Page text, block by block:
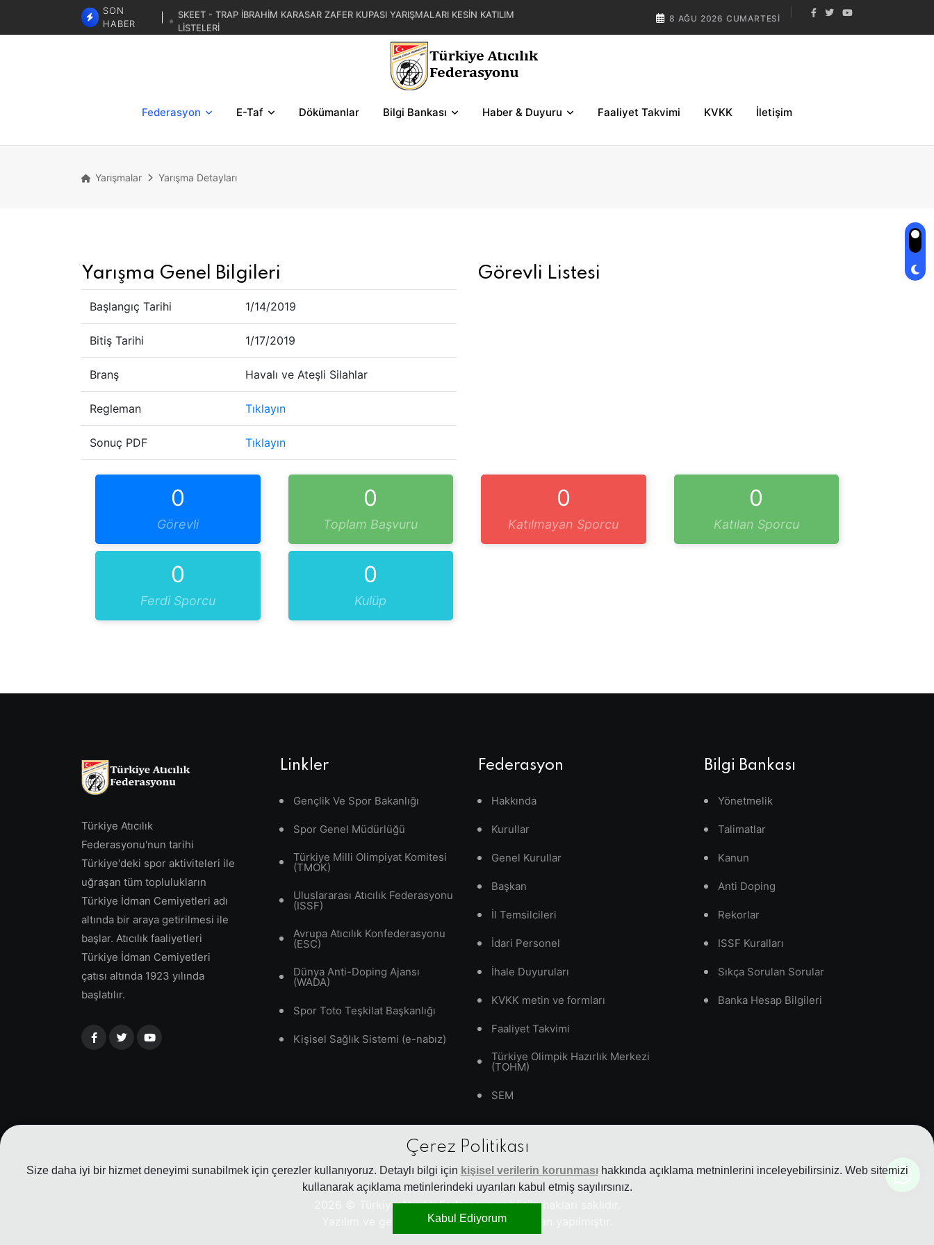
Çerez Politikası
Size daha iyi bir hizmet deneyimi sunabilmek için çerezler kullanıyoruz. Detaylı bilgi için kişisel verilerin korunmasıhakkında açıklama metninlerini inceleyebilirsiniz. Web sitemizi
kullanarak açıklama metinlerindeki uyarıları kabul etmiş sayılırsınız.
Kabul Ediyorum
SON
HABER
SKEET - TRAP İBRAHİM KARASAR ZAFER KUPASI YARIŞMALARI KESİN KATILIM
LİSTELERİ
TRAP 3. BÖLGESEL YAZ KUPASI YARIŞMA REGLAMANI
TRAP İBRAHİM KARASAR ZAFER KUPASI YARIŞMASI SERİLERİ VE ŞEMALAR
8 AĞU 2026 CUMARTESI
Federasyon E-Taf Dökümanlar Bilgi Bankası Haber & Duyuru Faaliyet Takvimi KVKK İletişim
Yarışmalar Yarışma Detayları
Yarışma Genel Bilgileri
Başlangıç Tarihi 1/14/2019
Bitiş Tarihi 1/17/2019
Branş Havalı ve Ateşli Silahlar
Regleman Tıklayın
Sonuç PDF Tıklayın
Görevli Listesi
0
Görevli
0
Toplam Başvuru
0
Katılmayan Sporcu
0
Katılan Sporcu
0
Ferdi Sporcu
0
Kulüp
Türkiye Atıcılık
Federasyonu'nun tarihi
Türkiye'deki spor aktiviteleri ile
uğraşan tüm toplulukların
Türkiye İdman Cemiyetleri adı
altında bir araya getirilmesi ile
başlar. Atıcılık faaliyetleri
Türkiye İdman Cemiyetleri
çatısı altında 1923 yılında
başlatılır.
Linkler
Gençlik Ve Spor Bakanlığı
Spor Genel Müdürlüğü
Türkiye Milli Olimpiyat Komitesi
(TMOK)
Uluslararası Atıcılık Federasyonu
(ISSF)
Avrupa Atıcılık Konfederasyonu
(ESC)
Dünya Anti-Doping Ajansı
(WADA)
Spor Toto Teşkilat Başkanlığı
Kişisel Sağlık Sistemi (e-nabız)
Federasyon
Hakkında
Kurullar
Genel Kurullar
Başkan
İl Temsilcileri
İdari Personel
İhale Duyuruları
KVKK metin ve formları
Faaliyet Takvimi
Türkiye Olimpik Hazırlık Merkezi
(TOHM)
SEM
Bilgi Bankası
Yönetmelik
Talimatlar
Kanun
Anti Doping
Rekorlar
ISSF Kuralları
Sıkça Sorulan Sorular
Banka Hesap Bilgileri
© Türkiye Atıcılık Federasyonu bütün hakları saklıdır.
Yazılım ve geliştirmePeaker Softtarafından yapılmıştır.